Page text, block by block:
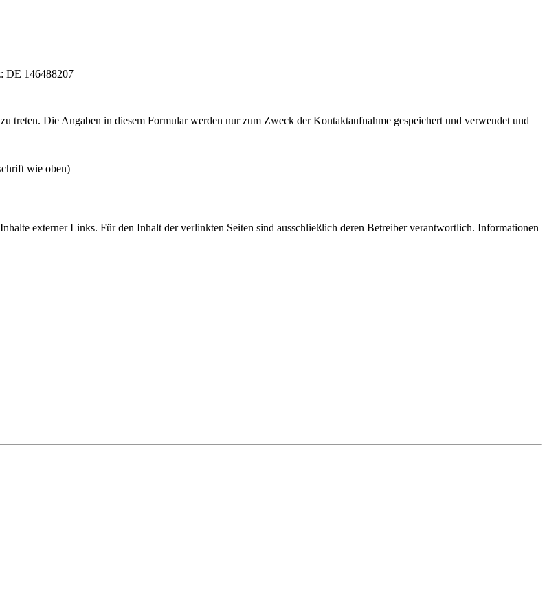
DE 146488207
Die Angaben in diesem Formular werden nur zum Zweck der Kontaktaufnahme gespeichert und verwendet und
wie oben)
externer Links. Für den Inhalt der verlinkten Seiten sind ausschließlich deren Betreiber verantwortlich. Informationen